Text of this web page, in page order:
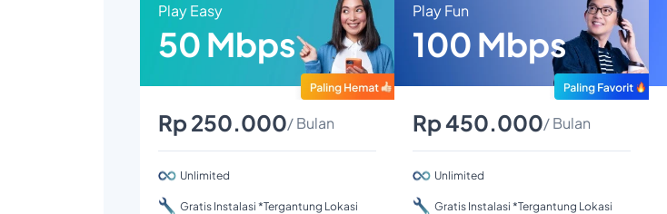
Play Easy
50 Mbps
Rp 250.000/ Bulan
Unlimited
Gratis Instalasi *Tergantung Lokasi
Play Fun
100 Mbps
Rp 450.000/ Bulan
Unlimited
Gratis Instalasi *Tergantung Lokasi